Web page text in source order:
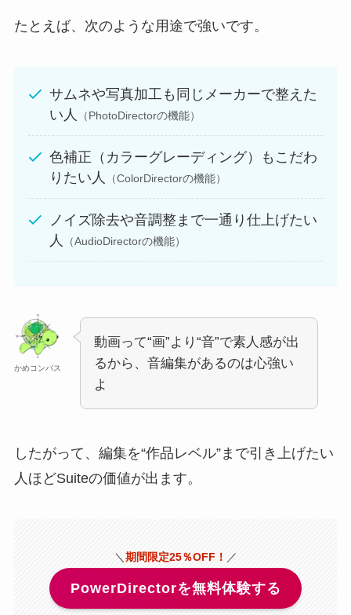
たとえば、次のような用途で強いです。
サムネや写真加工も同じメーカーで整えた
い人
（PhotoDirectorの機能）
色補正（カラーグレーディング）もこだわ
りたい人
（ColorDirectorの機能）
ノイズ除去や音調整まで一通り仕上げたい
人
（AudioDirectorの機能）
かめコンパス
動画って“画”より“音”で素人感が出
るから、音編集があるのは心強い
よ
したがって、編集を“作品レベル”まで引き上げたい
人ほどSuiteの価値が出ます。
＼期間限定25％OFF！ ／
PowerDirectorを無料体験する